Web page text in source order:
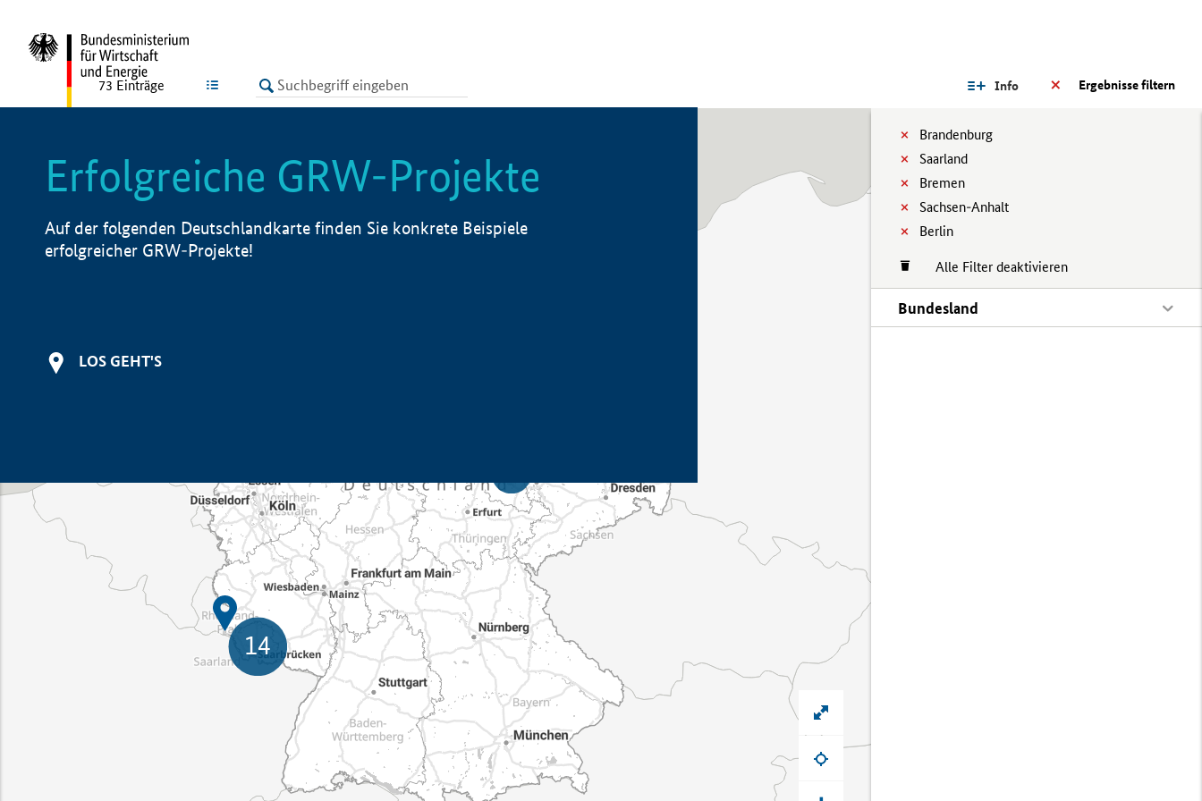
LISTE Ergebnisse filtern
Info
Brandenburg
Saarland
Bremen
Sachsen-Anhalt
Berlin
Alle Filter deaktivieren
Bundesland
73 Einträge
Erfolgreiche GRW-Projekte
Auf der folgenden Deutschlandkarte finden Sie konkrete Beispiele
erfolgreicher GRW-Projekte!
LOS GEHT'S